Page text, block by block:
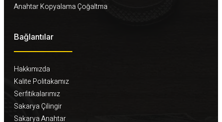
Anahtar Kopyalama Çoğaltma
Bağlantılar
Hakkımızda
Kalite Politakamız
Serfitikalarımız
Sakarya Çilingir
Sakarya Anahtar